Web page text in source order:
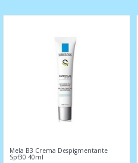
Mela B3 Crema Despigmentante
Spf30 40ml